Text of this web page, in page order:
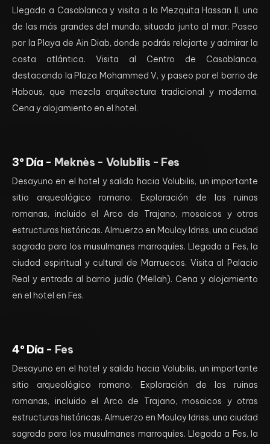
Llegada a Casablanca y visita a la Mezquita Hassan II, una
de las más grandes del mundo, situada junto al mar. Paseo
por la Playa de Ain Diab, donde podrás relajarte y admirar la
costa atlántica. Visita al Centro de Casablanca,
destacando la Plaza Mohammed V, y paseo por el barrio de
Habous, que mezcla arquitectura tradicional y moderna.
Cena y alojamiento en el hotel.
3º Día - Meknès - Volubilis - Fes
Desayuno en el hotel y salida hacia Volubilis, un importante
sitio arqueológico romano. Exploración de las ruinas
romanas, incluido el Arco de Trajano, mosaicos y otras
estructuras históricas. Almuerzo en Moulay Idriss, una ciudad
sagrada para los musulmanes marroquíes. Llegada a Fes, la
ciudad espiritual y cultural de Marruecos. Visita al Palacio
Real y entrada al barrio judío (Mellah). Cena y alojamiento
en el hotel en Fes.
4º Día - Fes
Desayuno en el hotel y salida hacia Volubilis, un importante
sitio arqueológico romano. Exploración de las ruinas
romanas, incluido el Arco de Trajano, mosaicos y otras
estructuras históricas. Almuerzo en Moulay Idriss, una ciudad
sagrada para los musulmanes marroquíes. Llegada a Fes, la